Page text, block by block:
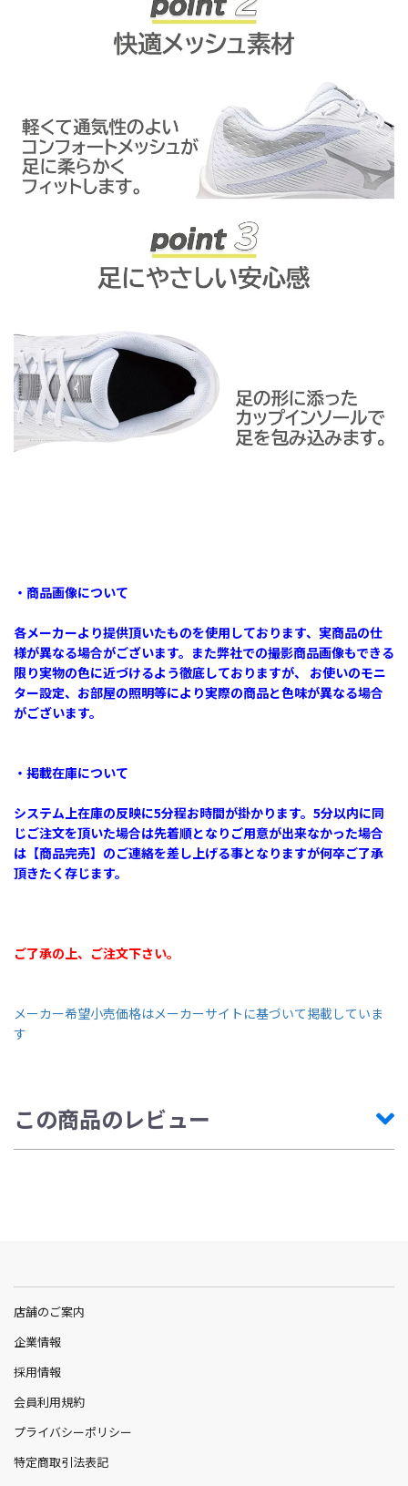
・商品画像について
各メーカーより提供頂いたものを使用しております、実商品の仕
様が異なる場合がございます。また弊社での撮影商品画像もできる
限り実物の色に近づけるよう徹底しておりますが、 お使いのモニ
ター設定、お部屋の照明等により実際の商品と色味が異なる場合
がございます。
・掲載在庫について
システム上在庫の反映に5分程お時間が掛かります。5分以内に同
じご注文を頂いた場合は先着順となりご用意が出来なかった場合
は【商品完売】のご連絡を差し上げる事となりますが何卒ご了承
頂きたく存じます。
ご了承の上、ご注文下さい。
メーカー希望小売価格はメーカーサイトに基づいて掲載していま
す
この商品のレビュー
店舗のご案内
企業情報
採用情報
会員利用規約
プライバシーポリシー
特定商取引法表記